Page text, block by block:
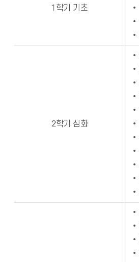
1학기 기초
•
•
2학기 심화
•
•
•
•
•
•
•
•
•
•
•
•